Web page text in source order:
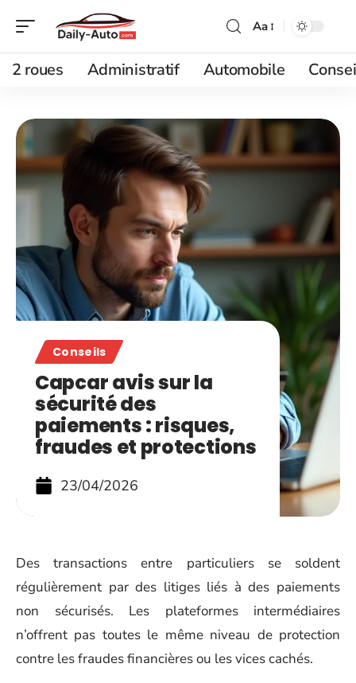
Aa
2 roues Administratif Automobile
Conseils
Capcar avis sur la
sécurité des
paiements : risques,
fraudes et protections
23/04/2026
Des transactions entre particuliers se soldent
régulièrement par des litiges liés à des paiements
non sécurisés. Les plateformes intermédiaires
n’offrent pas toutes le même niveau de protection
contre les fraudes financières ou les vices cachés.